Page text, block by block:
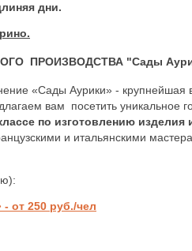
дни.
ПРОИЗВОДСТВА "Сады
«Сады Аурики» - крупнейшая
вам посетить
по изготовлению изделия
и итальянскими
от 250 руб./чел